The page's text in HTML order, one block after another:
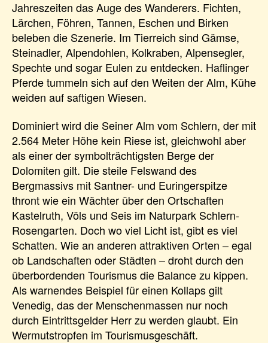
Jahreszeiten das Auge des Wanderers. Fichten,
Lärchen, Föhren, Tannen, Eschen und Birken
beleben die Szenerie. Im Tierreich sind Gämse,
Steinadler, Alpendohlen, Kolkraben, Alpensegler,
Spechte und sogar Eulen zu entdecken. Haflinger
Pferde tummeln sich auf den Weiten der Alm, Kühe
weiden auf saftigen Wiesen.
Dominiert wird die Seiner Alm vom Schlern, der mit
2.564 Meter Höhe kein Riese ist, gleichwohl aber
als einer der symbolträchtigsten Berge der
Dolomiten gilt. Die steile Felswand des
Bergmassivs mit Santner- und Euringerspitze
thront wie ein Wächter über den Ortschaften
Kastelruth, Völs und Seis im Naturpark Schlern-
Rosengarten. Doch wo viel Licht ist, gibt es viel
Schatten. Wie an anderen attraktiven Orten – egal
ob Landschaften oder Städten – droht durch den
überbordenden Tourismus die Balance zu kippen.
Als warnendes Beispiel für einen Kollaps gilt
Venedig, das der Menschenmassen nur noch
durch Eintrittsgelder Herr zu werden glaubt. Ein
Wermutstropfen im Tourismusgeschäft.